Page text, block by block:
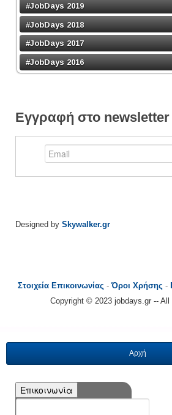
#JobDays 2019
#JobDays 2018
#JobDays 2017
#JobDays 2016
Εγγραφή στο newsletter
Designed by Skywalker.gr
Στοιχεία Επικοινωνίας -Όροι Χρήσης -
Copyright © 2023 jobdays.gr -- All
Αρχή